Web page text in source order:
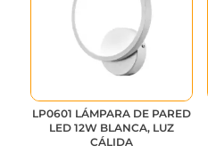
LP0601 LÁMPARA DE PARED
LED 12W BLANCA, LUZ
CÁLIDA